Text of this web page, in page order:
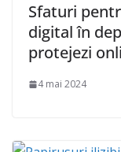
Sfaturi
digital în
protejezi
4 mai 2024